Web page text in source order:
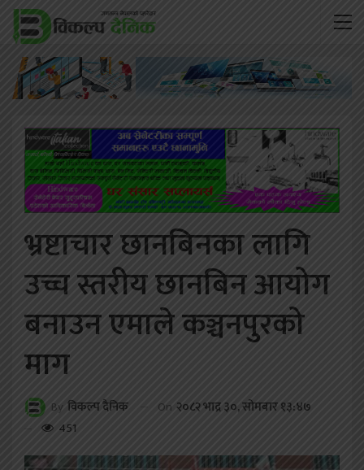
भ्रष्टाचार छानबिनका लागि
उच्च स्तरीय छानबिन आयोग
बनाउन एमाले कञ्चनपुरको
माग
By विकल्प दैनिक On २०८२ भाद्र ३०, सोमबार १३:४७
451